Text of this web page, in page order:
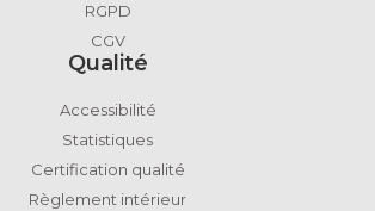
RGPD
CGV
Qualité
Accessibilité
Statistiques
Certification qualité
Règlement intérieur